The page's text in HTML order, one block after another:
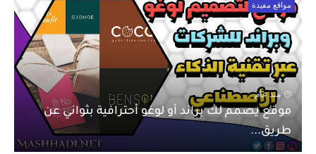
مواقع مفيدة
منذ عام
موقع يصمم لك براند أو لوغو أحترافية بثواني عن
طريق...